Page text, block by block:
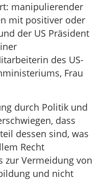
manipulierender
mit positiver oder
der US Präsident
des US-
Frau
durch Politik und
dass
dessen sind, was
Recht
zur Vermeidung von
und nicht